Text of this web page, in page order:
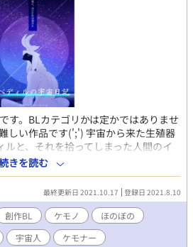
す。BLカテゴリかは定かではありませ
しい作品です(';') 宇宙から来た生殖器
と、それを拾ってしまった人間のイ
ちっちファンタジークレイジーマンガ
してありますが、その間に別の絵や作
で公開は未定です…。 作者はこういう
う方いらっしゃれば幸いです。 Pixivに
でも公開しています。 ご興味ござい
びにいらしてください、イラスト多め
きを読む
最終更新日 2021.10.17 登録日 2021.8.10
創作BL ケモノ
ほのぼの
宇宙人 ケモナー